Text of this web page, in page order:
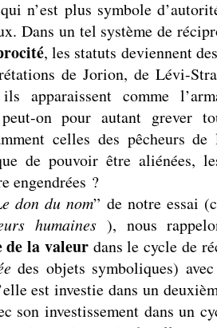
n’est plus symbole
Dans un tel système de
, les statuts deviennent
de Jorion, de Lévi-
apparaissent comme
on pour autant grever
celles des pêcheurs
de pouvoir être aliénées,
engendrées ?
don du nom” de notre essai
humaines ), nous
de la valeur dans le cycle de
des objets symboliques)
est investie dans un
son investissement dans un